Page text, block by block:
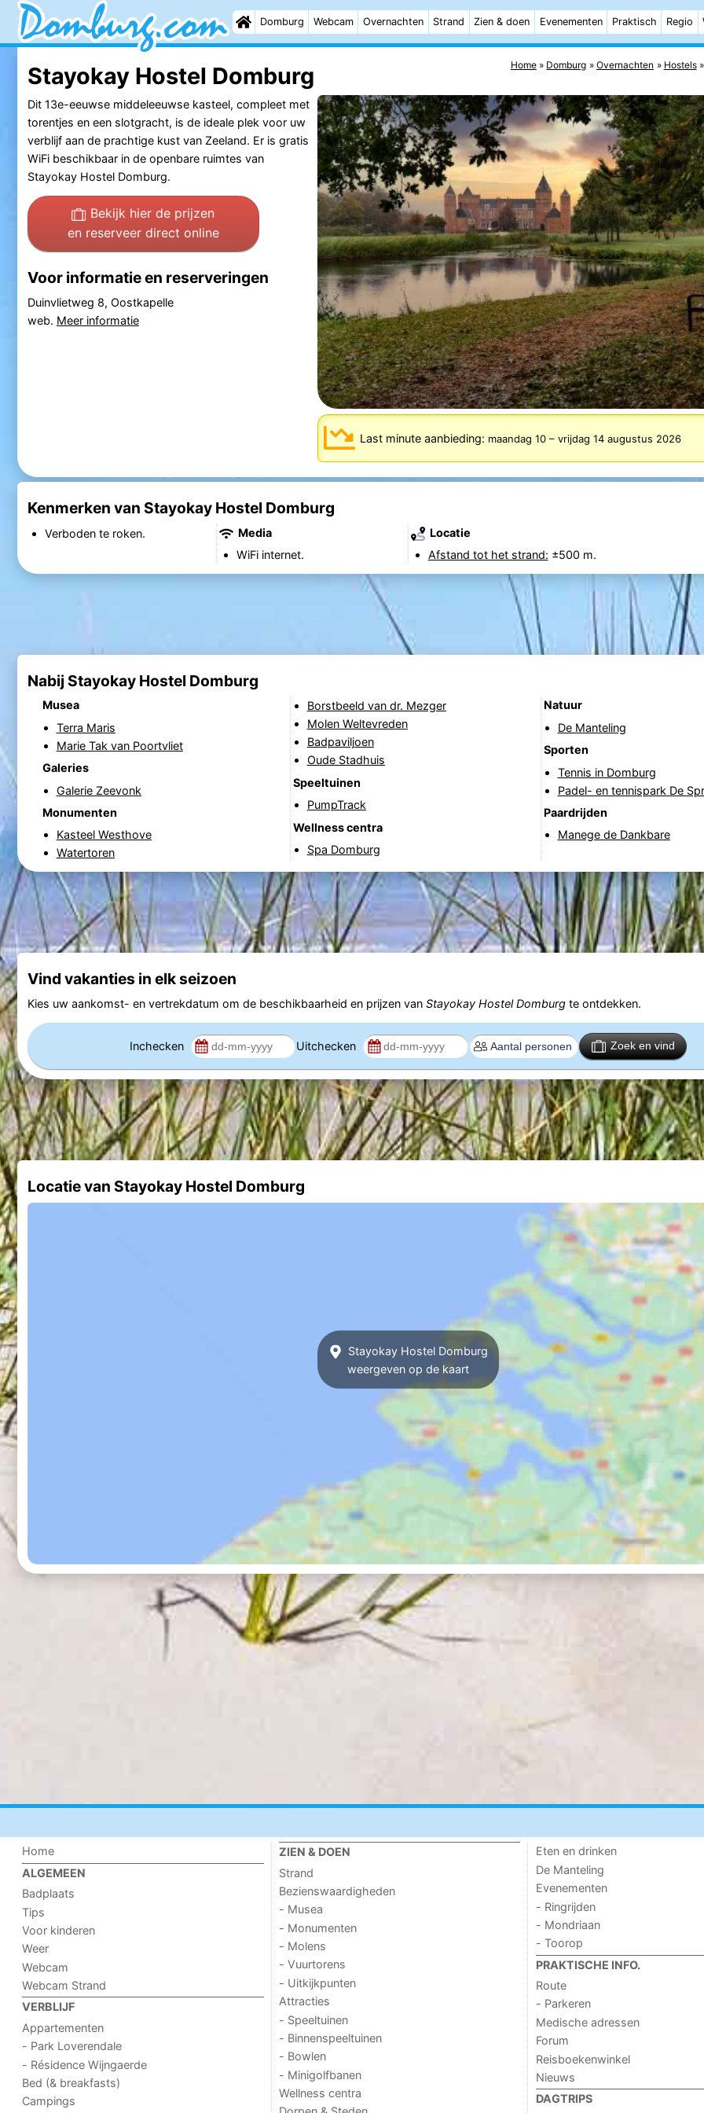
Domburg Webcam Overnachten Strand Zien & doen Evenementen Praktisch Regio
Home Domburg Overnachten Hostels
Stayokay Hostel Domburg
Last minute aanbieding: maandag 10– vrijdag 14 augustus 2026
Dit 13e-eeuwse middeleeuwse kasteel, compleet met
torentjes en een slotgracht, is de ideale plek voor uw
verblijf aan de prachtige kust van Zeeland. Er is gratis
WiFi beschikbaar in de openbare ruimtes van
Stayokay Hostel Domburg.
Bekijk hier de prijzen
en reserveer direct online
Voor informatie en reserveringen
Duinvlietweg 8, Oostkapelle
web. Meer informatie
Kenmerken van Stayokay Hostel Domburg
Verboden te roken.
Media
WiFi internet.
Locatie
Afstand tot het strand: ±500 m.
Nabij Stayokay Hostel Domburg
Musea
Terra Maris
Marie Tak van Poortvliet
Galeries
Galerie Zeevonk
Monumenten
Kasteel Westhove
Watertoren
Borstbeeld van dr. Mezger
Molen Weltevreden
Badpaviljoen
Oude Stadhuis
Speeltuinen
PumpTrack
Wellness centra
Spa Domburg
Natuur
De Manteling
Sporten
Tennis in Domburg
Padel- en tennispark De
Paardrijden
Manege de Dankbare
Vind vakanties in elk seizoen
Kies uw aankomst- en vertrekdatum om de beschikbaarheid en prijzen van Stayokay Hostel Domburgte ontdekken.
Inchecken Uitchecken Zoek en vind
Locatie van Stayokay Hostel Domburg
Stayokay Hostel Domburg
weergeven op de kaart
Home
ALGEMEEN
Badplaats
Tips
Voor kinderen
Weer
Webcam
Webcam Strand
VERBLIJF
Appartementen
- Park Loverendale
- Résidence Wijngaerde
Bed (& breakfasts)
Campings
ZIEN & DOEN
Strand
Bezienswaardigheden
- Musea
- Monumenten
- Molens
- Vuurtorens
- Uitkijkpunten
Attracties
- Speeltuinen
- Binnenspeeltuinen
- Bowlen
- Minigolfbanen
Wellness centra
Eten en drinken
De Manteling
Evenementen
- Ringrijden
- Mondriaan
- Toorop
PRAKTISCHE INFO.
Route
- Parkeren
Medische adressen
Forum
Reisboekenwinkel
Nieuws
DAGTRIPS